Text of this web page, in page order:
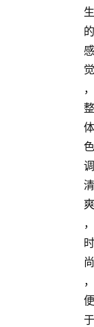
生
的
感
觉
，
整
体
色
调
清
爽
，
时
尚
，
便
于